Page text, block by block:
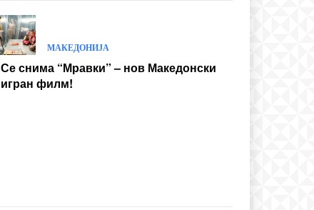
МАКЕДОНИЈА
Се снима “Мравки” – нов Македонски
игран филм!